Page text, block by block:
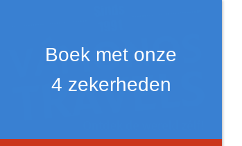
Boek met onze
4 zekerheden